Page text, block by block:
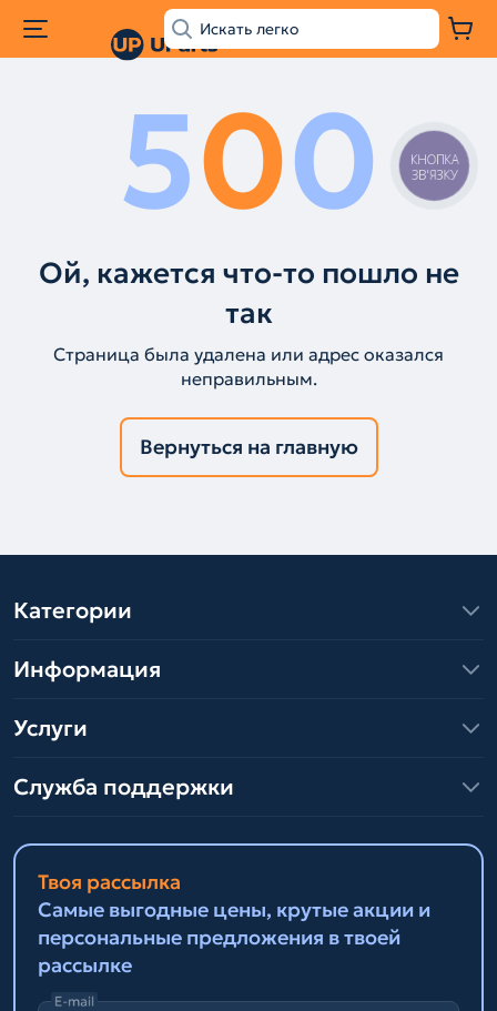
500
Ой, кажется что-то пошло не
так
Страница была удалена или адрес оказался
неправильным.
Вернуться на главную
Категории
Информация
Услуги
Служба поддержки
Твоя рассылка
Самые выгодные цены, крутые акции и
персональные предложения в твоей
рассылке
E-mail
КНОПКА
ЗВ'ЯЗКУ